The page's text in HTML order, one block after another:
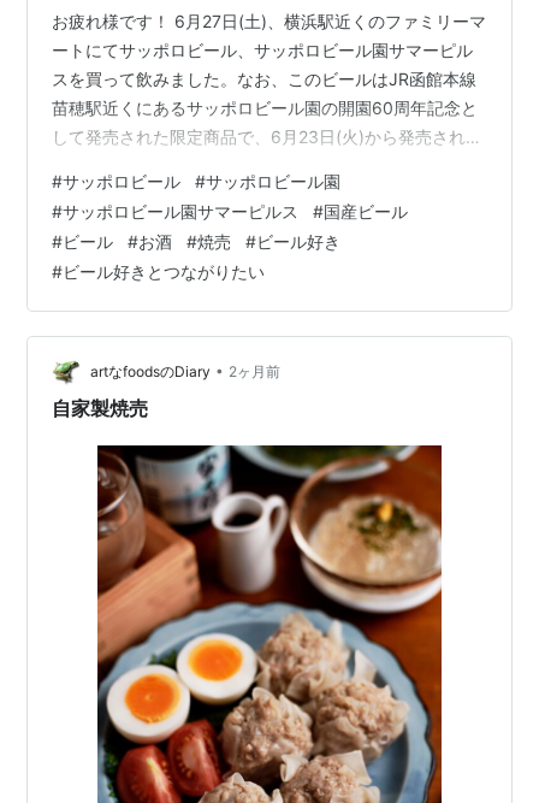
お疲れ様です！ 6月27日(土)、横浜駅近くのファミリーマ
ートにてサッポロビール、サッポロビール園サマーピル
スを買って飲みました。なお、このビールはJR函館本線
苗穂駅近くにあるサッポロビール園の開園60周年記念と
して発売された限定商品で、6月23日(火)から発売されま
ーゼン」で買った揚げ焼売(しゅうまい)です。 ①メイン
表記 ②原材料等表記 ③おつまみの、揚げ焼売 ④感 想
ホップの苦みが程よいほか、飲んだ後麦芽の香ばしい風
味を感じて美味しかったです。冷やして飲むと、ノドを
潤すほどスッキリした感じです。 おつまみの揚げ焼売と
の相性も良く、ビー…
#サッポロビール #サッポロビール園
#サッポロビール園サマーピルス #国産ビール
#ビール #お酒 #焼売 #ビール好き
#ビール好きとつながりたい
artなfoodsのDiary • 2ヶ月前
自家製焼売